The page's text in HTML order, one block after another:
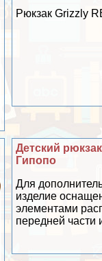
Рюкзак Grizzly
Детский
Гипопо
Для
изделие
элементами
передней части